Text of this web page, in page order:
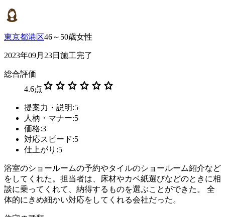
東京都港区46～50歳女性
2023年09月23日施工完了
総合評価
4.6点 star star star star star star
提案力・説明:5
人柄・マナー:5
価格:3
対応スピード:5
仕上がり:5
浴室のショールームの予約やタイルのショールーム紹介など
をしてくれた。担当者は、床材やカベ紙選びなどのときに相
談に乗ってくれて、納得するものを選ぶことができた。 全
体的にきめ細かい対応をしてくれる会社だった。